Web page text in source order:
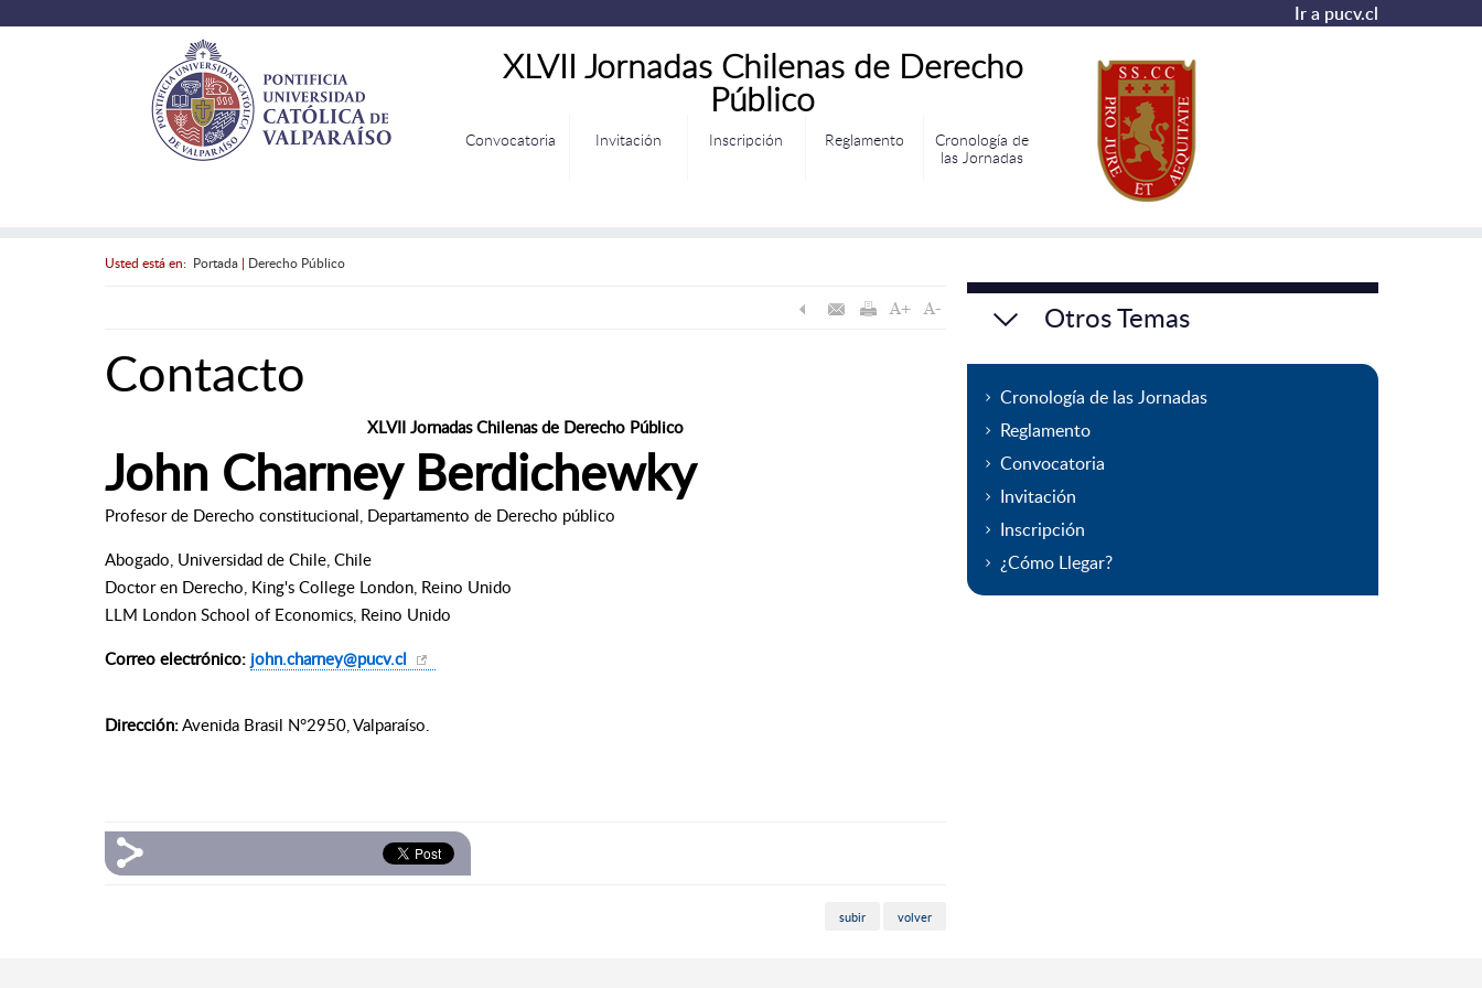
Ir a pucv.cl
XLVII Jornadas Chilenas de Derecho
Público
Convocatoria Invitación Inscripción Reglamento
Cronología de
las Jornadas
Usted está en: Portada| Derecho Público
Contacto
XLVII Jornadas Chilenas de Derecho Público
John Charney Berdichewky
Profesor de Derecho constitucional, Departamento de Derecho público
Abogado, Universidad de Chile, Chile
Doctor en Derecho, King's College London, Reino Unido
LLM London School of Economics, Reino Unido
Correo electrónico: john.charney@pucv.cl
Dirección:Avenida Brasil N°2950, Valparaíso.
subir volver
Otros Temas
Cronología de las Jornadas
Reglamento
Convocatoria
Invitación
Inscripción
¿Cómo Llegar?